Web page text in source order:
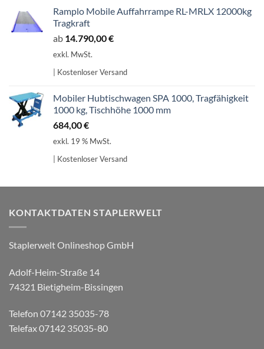
Ramplo Mobile Auffahrrampe RL-MRLX 12000kg
Tragkraft
ab 14.790,00€
exkl. MwSt.
| Kostenloser Versand
Mobiler Hubtischwagen SPA 1000, Tragfähigkeit
1000 kg, Tischhöhe 1000 mm
684,00€
exkl. 19 % MwSt.
| Kostenloser Versand
KONTAKTDATEN STAPLERWELT
Staplerwelt Onlineshop GmbH
Adolf-Heim-Straße 14
74321 Bietigheim-Bissingen
Telefon 07142 35035-78
Telefax 07142 35035-80